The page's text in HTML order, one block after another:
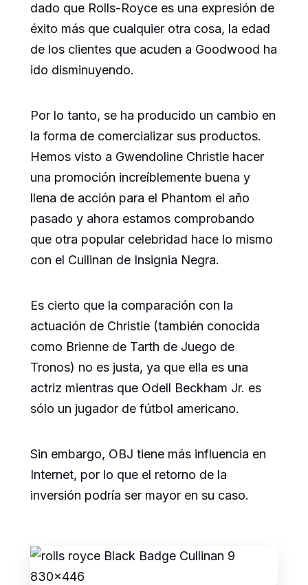
dado que Rolls-Royce es una expresión de
éxito más que cualquier otra cosa, la edad
de los clientes que acuden a Goodwood ha
ido disminuyendo.
Por lo tanto, se ha producido un cambio en
la forma de comercializar sus productos.
Hemos visto a Gwendoline Christie hacer
una promoción increíblemente buena y
llena de acción para el Phantom el año
pasado y ahora estamos comprobando
que otra popular celebridad hace lo mismo
con el Cullinan de Insignia Negra.
Es cierto que la comparación con la
actuación de Christie (también conocida
como Brienne de Tarth de Juego de
Tronos) no es justa, ya que ella es una
actriz mientras que Odell Beckham Jr. es
sólo un jugador de fútbol americano.
Sin embargo, OBJ tiene más influencia en
Internet, por lo que el retorno de la
inversión podría ser mayor en su caso.